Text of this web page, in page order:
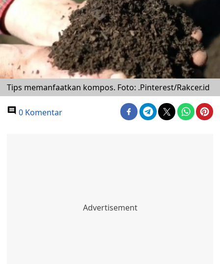
Tips memanfaatkan kompos. Foto: .Pinterest/Rakcer.id
0 Komentar